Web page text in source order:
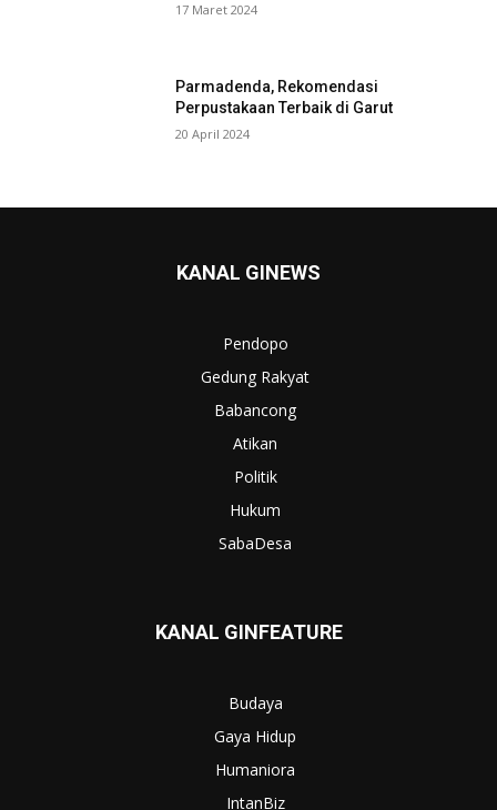
17 Maret 2024
Parmadenda, Rekomendasi
Perpustakaan Terbaik di Garut
20 April 2024
KANAL GINEWS
Pendopo
Gedung Rakyat
Babancong
Atikan
Politik
Hukum
SabaDesa
KANAL GINFEATURE
Budaya
Gaya Hidup
Humaniora
IntanBiz